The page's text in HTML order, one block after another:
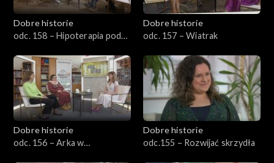
Dobre historie
odc. 158 – Hipoterapia pod
Dobre historie
odc. 157 – Wiatrak
Dobre historie
odc. 156 – Arka w
Dobre historie
odc.155 – Rozwijać skrzydła